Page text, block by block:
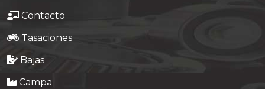
Contacto
Tasaciones
Bajas
Campa